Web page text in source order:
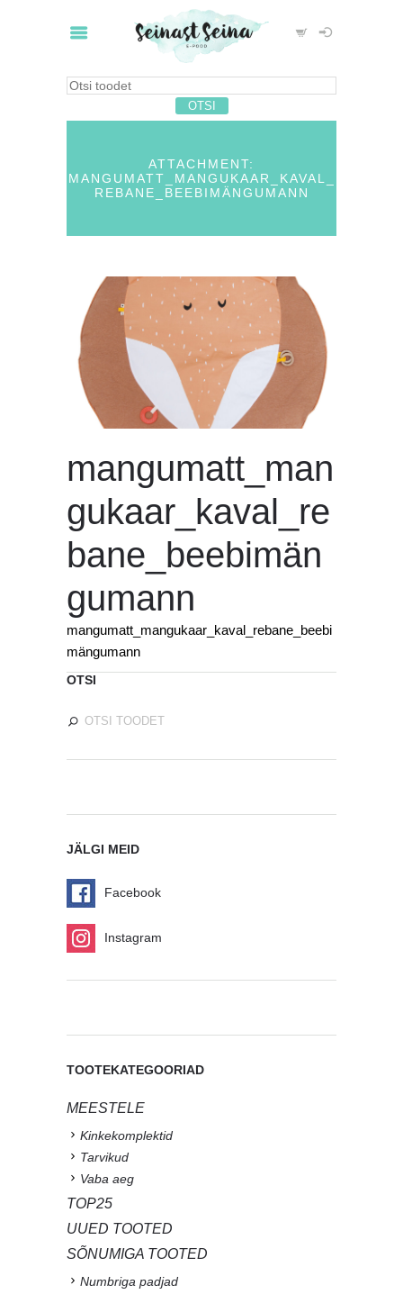
ATTACHMENT:
MANGUMATT_MANGUKAAR_KAVAL_
REBANE_BEEBIMÄNGUMANN
mangumatt_man
gukaar_kaval_re
bane_beebimän
gumann
mangumatt_mangukaar_kaval_rebane_beebi
mängumann
OTSI
JÄLGI MEID
Facebook
Instagram
TOOTEKATEGOORIAD
MEESTELE
Kinkekomplektid
Tarvikud
Vaba aeg
TOP25
UUED TOOTED
SÕNUMIGA TOOTED
Numbriga padjad